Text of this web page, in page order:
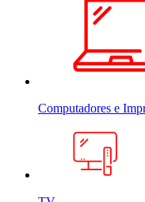
Computadores e